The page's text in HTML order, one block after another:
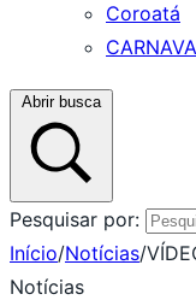
Coroatá
Abrir busca
Pesquisar por:
Início/Notícias/
Notícias